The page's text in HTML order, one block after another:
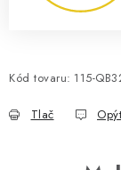
Kód tovaru: 115-
Tlač